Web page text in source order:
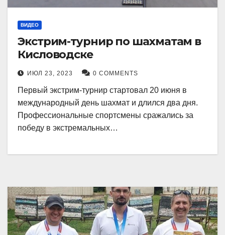
ВИДЕО
Экстрим-турнир по шахматам в
Кисловодске
ИЮЛ 23, 2023 0 COMMENTS
Первый экстрим-турнир стартовал 20 июня в
международный день шахмат и длился два дня.
Профессиональные спортсмены сражались за
победу в экстремальных…